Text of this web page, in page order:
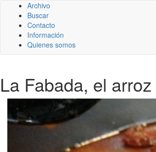
Archivo
Buscar
Contacto
Información
Quienes somos
La Fabada, el